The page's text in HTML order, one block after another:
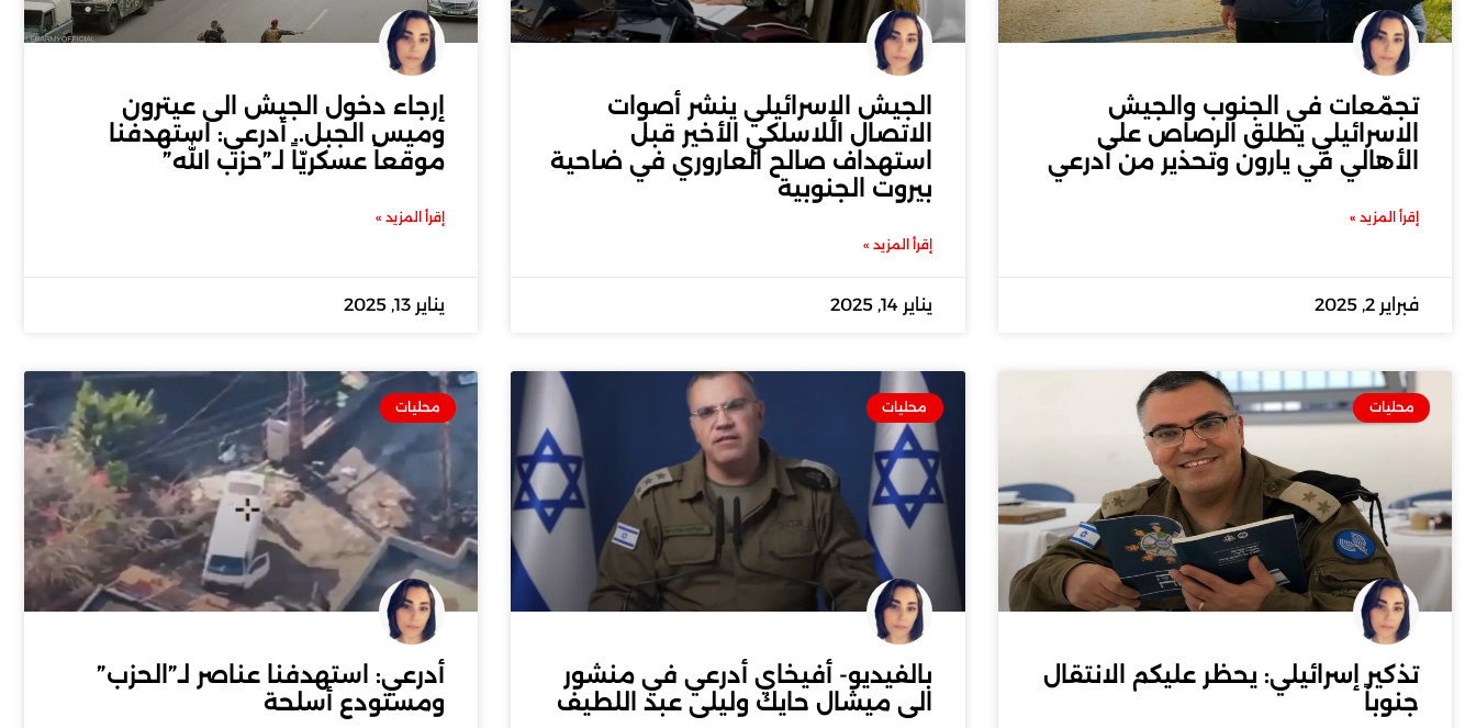
تجمّعات في الجنوب والجيش
الاسرائيلي يطلق الرصاص على
الأهالي في يارون وتحذير من أدرعي
إقرأ المزيد »
فبراير 2, 2025
الجيش الإسرائيلي ينشر أصوات
الاتصال اللاسلكي الأخير قبل
استهداف صالح العاروري في ضاحية
بيروت الجنوبية
إقرأ المزيد »
يناير 14, 2025
إرجاء دخول الجيش الى عيترون
وميس الجبل.. أدرعي: استهدفنا
موقعاً عسكريّاً لـ”حزب الله”
إقرأ المزيد »
يناير 13, 2025
محليات
تذكير إسرائيلي: يحظر عليكم الانتقال
جنوباً
محليات
بالفيديو- أفيخاي أدرعي في منشور
الى ميشال حايك وليلى عبد اللطيف
محليات
أدرعي: استهدفنا عناصر لـ”الحزب”
ومستودع أسلحة